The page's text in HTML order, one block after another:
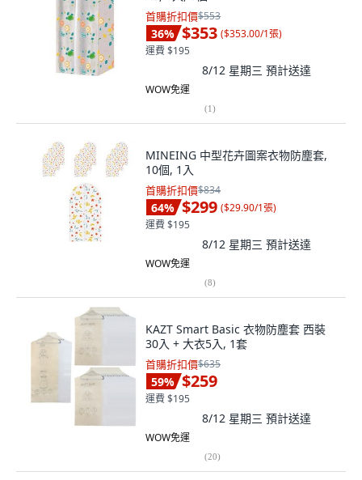
首購折扣價$553
36% $353 ($353.00/1張)
運費 $195
8/12 星期三 預計送達
WOW免運
(1)
MINEING 中型花卉圖案衣物防塵套,
10個, 1入
首購折扣價$834
64% $299 ($29.90/1張)
運費 $195
8/12 星期三 預計送達
WOW免運
(8)
KAZT Smart Basic 衣物防塵套 西裝
30入 + 大衣5入, 1套
首購折扣價$635
59% $259
運費 $195
8/12 星期三 預計送達
WOW免運
(20)